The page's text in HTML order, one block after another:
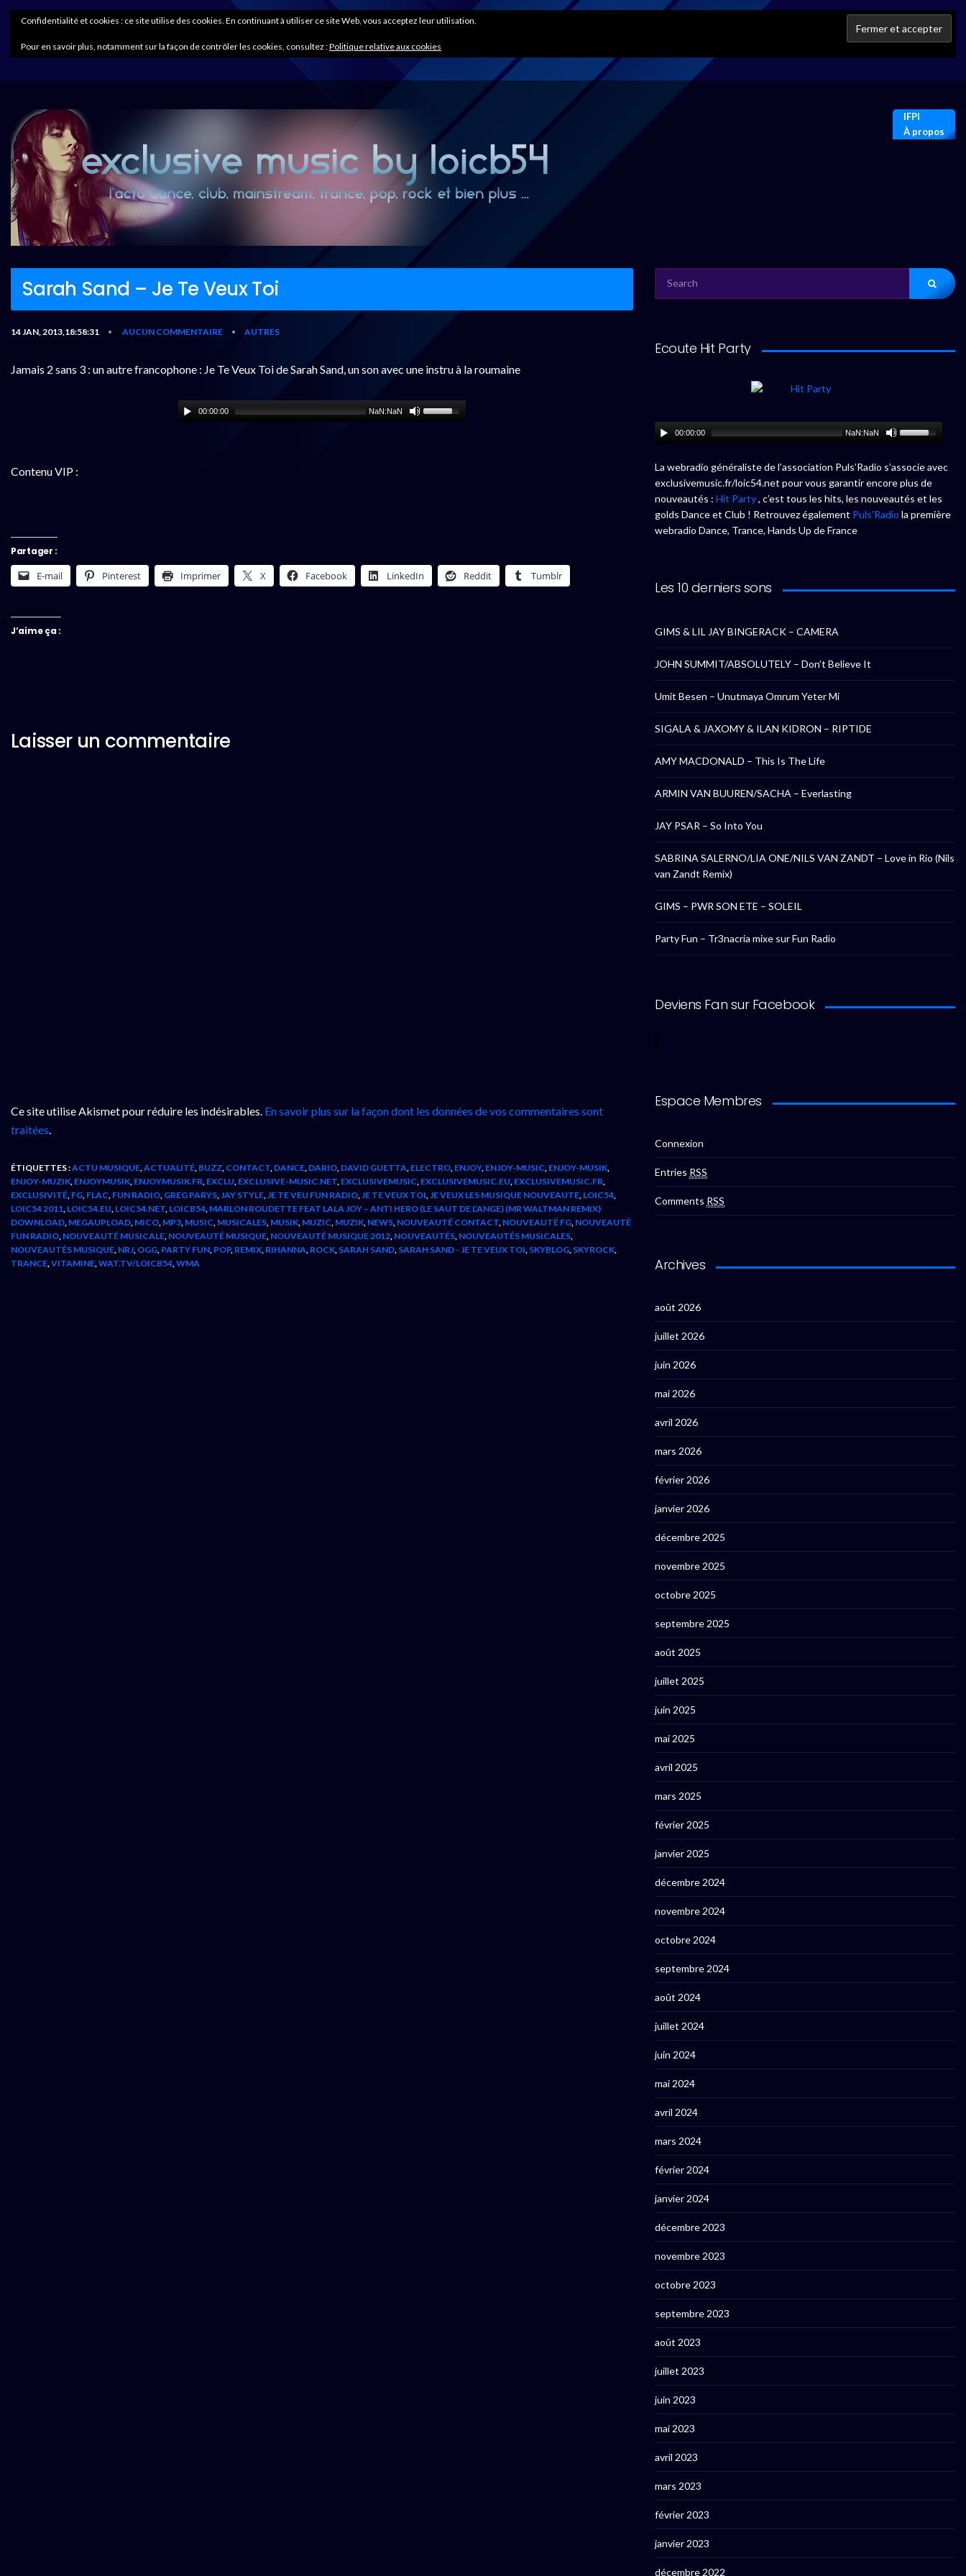
IFPI
À propos
Sarah Sand – Je Te Veux Toi
14 JAN, 2013,18:58:31 • AUCUN COMMENTAIRE • AUTRES
Jamais 2 sans 3 : un autre francophone : Je Te Veux Toi de Sarah Sand, un son avec une instru à la roumaine
00:00:00 NaN:NaN
Contenu VIP :
Partager :
E-mail Pinterest Imprimer X Facebook LinkedIn Reddit Tumblr
J’aime ça :
Laisser un commentaire
Ce site utilise Akismet pour réduire les indésirables. En savoir plus sur la façon dont les données de vos commentaires sont
traitées.
ÉTIQUETTES :ACTU MUSIQUE,ACTUALITÉ, BUZZ, CONTACT, DANCE, DARIO, DAVID GUETTA, ELECTRO, ENJOY, ENJOY-MUSIC, ENJOY-MUSIK,
ENJOY-MUZIK, ENJOYMUSIK, ENJOYMUSIK.FR, EXCLU, EXCLUSIVE-MUSIC.NET, EXCLUSIVEMUSIC, EXCLUSIVEMUSIC.EU, EXCLUSIVEMUSIC.FR,
EXCLUSIVITÉ, FG, FLAC, FUN RADIO, GREG PARYS,JAY STYLE,JE TE VEU FUN RADIO,JE TE VEUX TOI,JE VEUX LES MUSIQUE NOUVEAUTE, LOIC54,
LOIC54 2011, LOIC54.EU, LOIC54.NET, LOICB54, MARLON ROUDETTE FEAT LALA JOY – ANTI HERO (LE SAUT DE L’ANGE) (MR WALTMAN REMIX)
DOWNLOAD, MEGAUPLOAD, MICO, MP3, MUSIC, MUSICALES, MUSIK, MUZIC, MUZIK, NEWS, NOUVEAUTÉ CONTACT, NOUVEAUTÉ FG, NOUVEAUTÉ
FUN RADIO, NOUVEAUTÉ MUSICALE, NOUVEAUTÉ MUSIQUE, NOUVEAUTÉ MUSIQUE 2012, NOUVEAUTÉS, NOUVEAUTÉS MUSICALES,
NOUVEAUTÉS MUSIQUE, NRJ, OGG, PARTY FUN, POP, REMIX, RIHANNA, ROCK, SARAH SAND, SARAH SAND - JE TE VEUX TOI, SKYBLOG, SKYROCK,
TRANCE,VITAMINE,WAT.TV/LOICB54,WMA
FOR:
Ecoute Hit Party
00:00:00 NaN:NaN
La webradio généraliste de l’association Puls’Radio s’associe avec
exclusivemusic.fr/loic54.net pour vous garantir encore plus de
nouveautés : Hit Party, c’est tous les hits, les nouveautés et les
golds Dance et Club ! Retrouvez également Puls’Radio la première
webradio Dance, Trance, Hands Up de France
Les 10 derniers sons
GIMS & LIL JAY BINGERACK – CAMERA
JOHN SUMMIT/ABSOLUTELY – Don’t Believe It
Umit Besen – Unutmaya Omrum Yeter Mi
SIGALA & JAXOMY & ILAN KIDRON – RIPTIDE
AMY MACDONALD – This Is The Life
ARMIN VAN BUUREN/SACHA – Everlasting
JAY PSAR – So Into You
SABRINA SALERNO/LIA ONE/NILS VAN ZANDT – Love in Rio (Nils
van Zandt Remix)
GIMS – PWR SON ETE – SOLEIL
Party Fun – Tr3nacria mixe sur Fun Radio
Deviens Fan sur Facebook
Espace Membres
Connexion
Entries RSS
Comments RSS
Archives
août 2026
juillet 2026
juin 2026
mai 2026
avril 2026
mars 2026
février 2026
janvier 2026
décembre 2025
novembre 2025
octobre 2025
septembre 2025
août 2025
juillet 2025
juin 2025
mai 2025
avril 2025
mars 2025
février 2025
janvier 2025
décembre 2024
novembre 2024
octobre 2024
septembre 2024
août 2024
juillet 2024
juin 2024
mai 2024
avril 2024
mars 2024
février 2024
janvier 2024
décembre 2023
novembre 2023
octobre 2023
septembre 2023
août 2023
juillet 2023
juin 2023
mai 2023
avril 2023
mars 2023
février 2023
janvier 2023
décembre 2022
Confidentialité et cookies : ce site utilise des cookies. En continuant à utiliser ce site Web, vous acceptez leur utilisation.
Pour en savoir plus, notamment sur la façon de contrôler les cookies, consultez :Politique relative aux cookies